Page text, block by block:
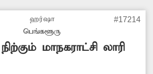
ஹர்ஷா
பெங்களூரு
#17214
மாநகராட்சி லாரி